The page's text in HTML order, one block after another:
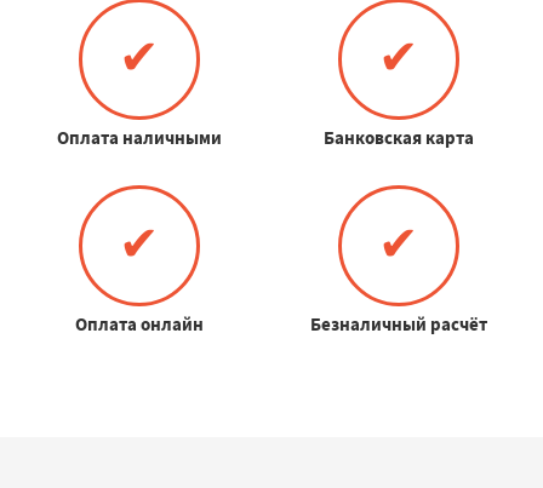
✔
Оплата наличными
✔
Банковская карта
✔
Оплата онлайн
✔
Безналичный расчёт